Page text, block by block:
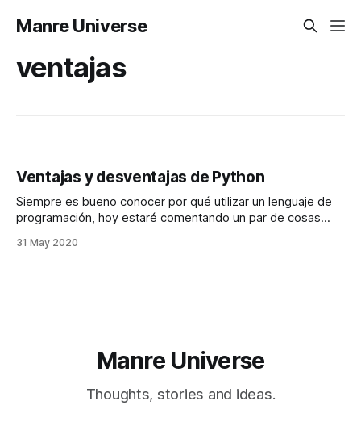
Manre Universe
ventajas
Ventajas y desventajas de Python
Siempre es bueno conocer por qué utilizar un lenguaje de
programación, hoy estaré comentando un par de cosas
muchas personas, blogs, escuelas y universidades
31 May 2020
Manre Universe
Thoughts, stories and ideas.